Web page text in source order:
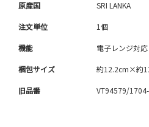
原産国 SRI LANKA
注文単位 1個
機能 電子レンジ対
梱包サイズ 約12.2cm×約
旧品番 VT94579/